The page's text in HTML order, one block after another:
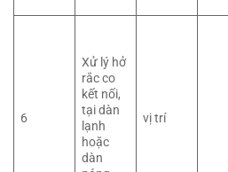
6
Xử lý hở
rắc co
kết nối,
tại dàn
lạnh
hoặc
dàn
vị trí